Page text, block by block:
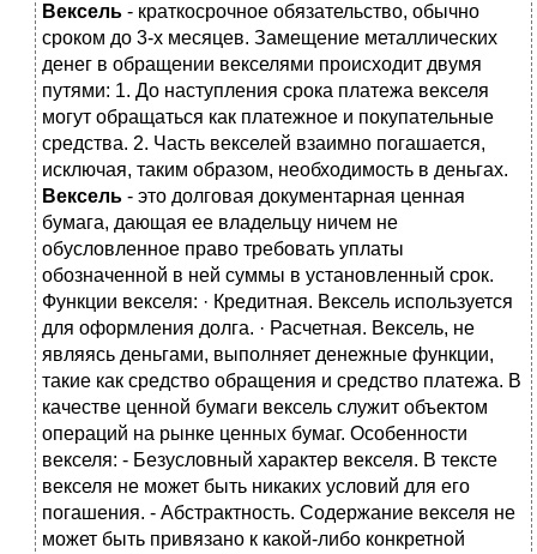
Вексель - краткосрочное обязательство, обычно
сроком до 3-х месяцев. Замещение металлических
денег в обращении векселями происходит двумя
путями: 1. До наступления срока платежа векселя
могут обращаться как платежное и покупательные
средства. 2. Часть векселей взаимно погашается,
исключая, таким образом, необходимость в деньгах.
Вексель - это долговая документарная ценная
бумага, дающая ее владельцу ничем не
обусловленное право требовать уплаты
обозначенной в ней суммы в установленный срок.
Функции векселя: · Кредитная. Вексель используется
для оформления долга. · Расчетная. Вексель, не
являясь деньгами, выполняет денежные функции,
такие как средство обращения и средство платежа. В
качестве ценной бумаги вексель служит объектом
операций на рынке ценных бумаг. Особенности
векселя: - Безусловный характер векселя. В тексте
векселя не может быть никаких условий для его
погашения. - Абстрактность. Содержание векселя не
может быть привязано к какой-либо конкретной